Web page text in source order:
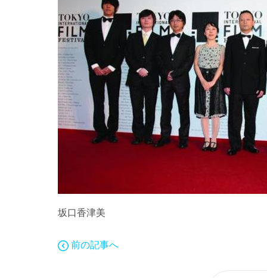
坂口香津美
前の記事へ